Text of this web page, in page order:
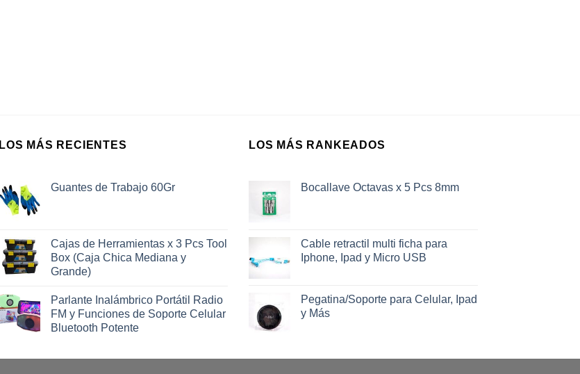
LOS MÁS RECIENTES
Guantes de Trabajo 60Gr
Cajas de Herramientas x 3 Pcs Tool
Box (Caja Chica Mediana y
Grande)
Parlante Inalámbrico Portátil Radio
FM y Funciones de Soporte Celular
Bluetooth Potente
LOS MÁS RANKEADOS
Bocallave Octavas x 5 Pcs 8mm
Cable retractil multi ficha para
Iphone, Ipad y Micro USB
Pegatina/Soporte para Celular, Ipad
y Más